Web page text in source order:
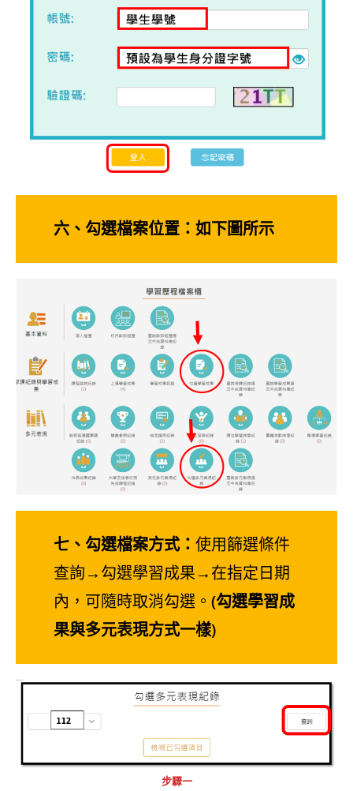
六、勾選檔案位置：如下圖所示
七、勾選檔案方式： 使用篩選條件
查詢→勾選學習成果→在指定日期
內，可隨時取消勾選。 (勾選學習成
果與多元表現方式一樣)
步驟一